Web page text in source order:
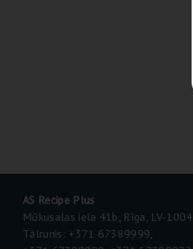
AS Recipe Plus
Mūkusalas iela 41b, Rīga, LV-1004
Tālrunis: +371 67389999,